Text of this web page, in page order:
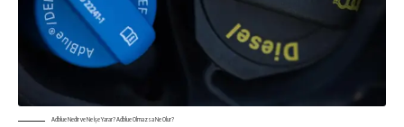
Adblue Nedir ve Ne İşe Yarar? Adblue Olmazsa Ne Olur?